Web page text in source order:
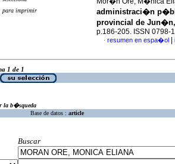
para imprimir
administraci�n
provincial de
p.186-205. ISSN 0798-
· resumen en espa�ol
1 de 1
la b�squeda
Base de datos : article
Buscar